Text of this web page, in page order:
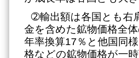
➁輸出額は各国とも右
金を含めた鉱物価格全
年率換算17％と他国同
格などの鉱物価格が一